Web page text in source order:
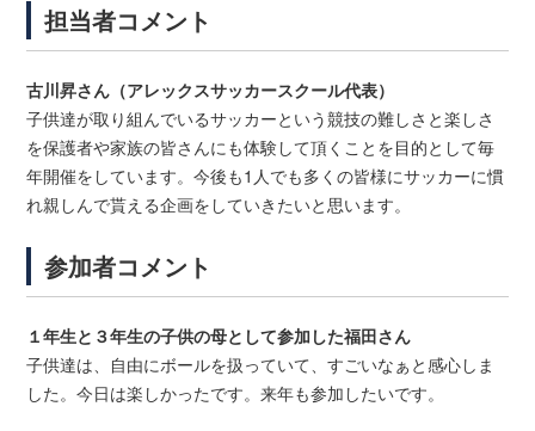
担当者コメント
古川昇さん（アレックスサッカースクール代表）
子供達が取り組んでいるサッカーという競技の難しさと楽しさ
を保護者や家族の皆さんにも体験して頂くことを目的として毎
年開催を しています。今後も1人でも多くの皆様にサッカーに慣
れ親しんで貰える企画を していきたいと思います。
参加者コメント
１年生と３年生の子供の母として参加した福田さん
子供達は、自由にボールを扱っていて、すごいなぁと感心しま
した。今日は楽しかったです。来年も参加したいです。